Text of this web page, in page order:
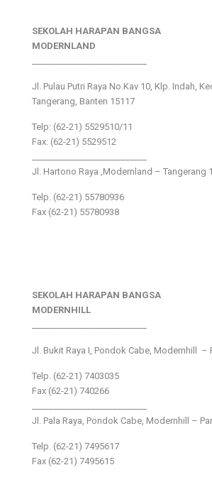
SEKOLAH HARAPAN BANGSA
MODERNLAND
Jl. Pulau Putri Raya No.Kav 10, Klp. Indah,
Tangerang, Banten 15117
Telp: (62-21) 5529510/11
Fax: (62-21) 5529512
Jl. Hartono Raya ,Modernland – Tangerang
Telp. (62-21) 55780936
Fax (62-21) 55780938
SEKOLAH HARAPAN BANGSA
MODERNHILL
Jl. Bukit Raya I, Pondok Cabe, Modernhill –
Telp. (62-21) 7403035
Fax (62-21) 740266
Jl. Pala Raya, Pondok Cabe, Modernhill –
Telp. (62-21) 7495617
Fax (62-21) 7495615